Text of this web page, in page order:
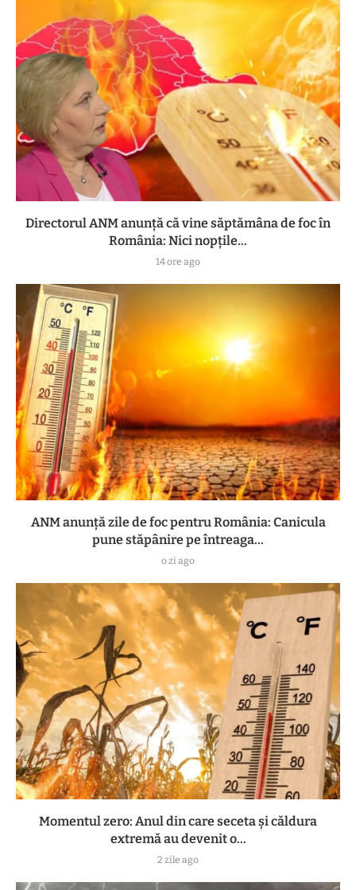
Directorul ANM anunță că vine săptămâna de foc în
România: Nici nopțile...
14 ore ago
ANM anunță zile de foc pentru România: Canicula
pune stăpânire pe întreaga...
o zi ago
Momentul zero: Anul din care seceta și căldura
extremă au devenit o...
2 zile ago